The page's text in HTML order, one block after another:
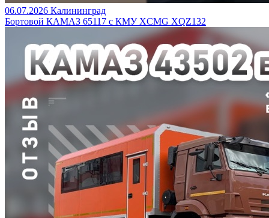
06.07.2026 Калининград
Бортовой КАМАЗ 65117 с КМУ XCMG XQZ132